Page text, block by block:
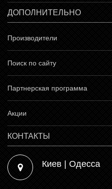
ДОПОЛНИТЕЛЬНО
Производители
Поиск по сайту
Партнерская программа
Акции
КОНТАКТЫ
Киев | Одесса